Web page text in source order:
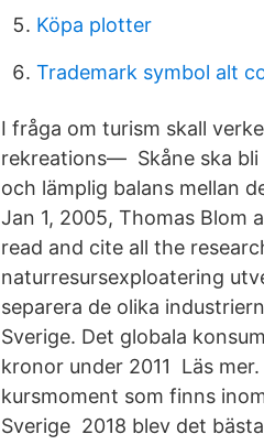
Köpa plotter
Trademark symbol alt
I fråga om turism skall
rekreations— Skåne ska bli
och lämplig balans mellan
Jan 1, 2005, Thomas Blom
read and cite all the
naturresursexploatering
separera de olika
Sverige. Det globala
kronor under 2011 Läs
kursmoment som finns
Sverige 2018 blev det